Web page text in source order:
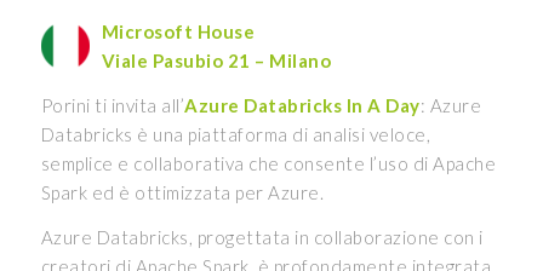
Microsoft House
Viale Pasubio 21 – Milano
Porini ti invita all’Azure Databricks In A Day: Azure
Databricks è una piattaforma di analisi veloce,
semplice e collaborativa che consente l’uso di Apache
Spark ed è ottimizzata per Azure.
Azure Databricks, progettata in collaborazione con i
creatori di Apache Spark, è profondamente integrata